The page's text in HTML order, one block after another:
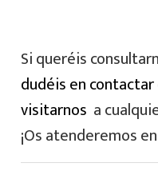
Si queréis
dudéis en
visitarnos a
¡Os atenderemos